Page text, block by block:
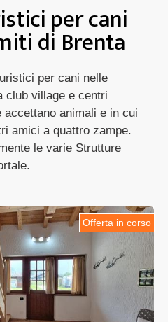
per cani
di Brenta
per cani nelle
club village e centri
animali e in cui
amici a quattro zampe.
le varie Strutture
Offerta in corso